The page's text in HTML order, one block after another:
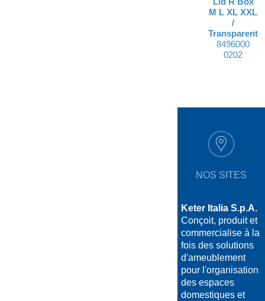
M L XL XXL
/
Transparent
8496000
0202
NOS SITES
Keter Italia S.p.A.
Conçoit, produit et
commercialise à la
fois des solutions
d'ameublement
pour l'organisation
des espaces
domestiques et